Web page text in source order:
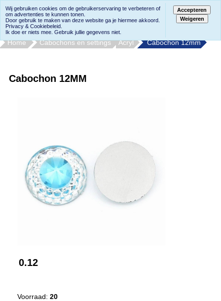
Home Cabochons en settings Acryl Cabochon 12mm
Cabochon 12MM
0.12
Voorraad: 20
Wij gebruiken cookies om de gebruikerservaring te verbeteren of
om advertenties te kunnen tonen.
Door gebruik te maken van deze website ga je hiermee akkoord.
Privacy & Cookiebeleid.
Ik doe er niets mee. Gebruik jullie gegevens niet.
Accepteren
Weigeren